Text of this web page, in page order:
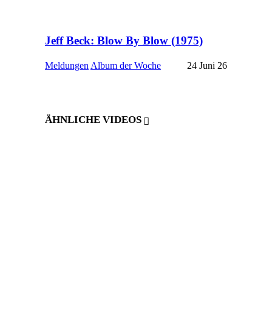
Jeff Beck: Blow By Blow (1975)
Meldungen Album der Woche 24 Juni 26
ÄHNLICHE VIDEOS